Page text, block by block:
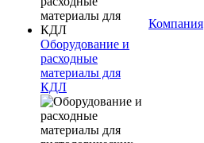
Оборудование и
расходные
материалы для
КДЛ
Компания